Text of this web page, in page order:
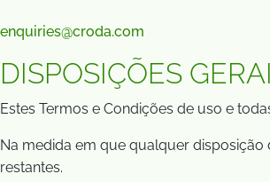
enquiries@croda.com
DISPOSIÇÕES
Estes Termos e Condições de uso e
Na medida em que qualquer disposição
restantes.